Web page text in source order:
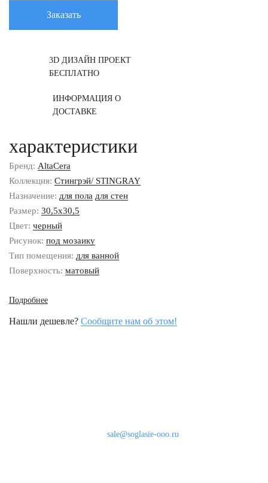
Заказать
3D ДИЗАЙН ПРОЕКТ
БЕСПЛАТНО
ИНФОРМАЦИЯ О
ДОСТАВКЕ
характеристики
Бренд: AltaCera
Коллекция: Стингрэй/ STINGRAY
Назначение: для пола для стен
Размер: 30,5x30,5
Цвет: черный
Рисунок: под мозаику
Тип помещения: для ванной
Поверхность: матовый
Подробнее
Нашли дешевле? Сообщите нам об этом!
sale@soglasie-ooo.ru